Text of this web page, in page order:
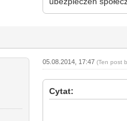
05.08.2014, 17:47(Ten post
Cytat: